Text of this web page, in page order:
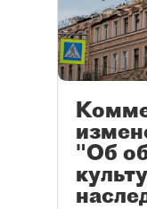
"Об